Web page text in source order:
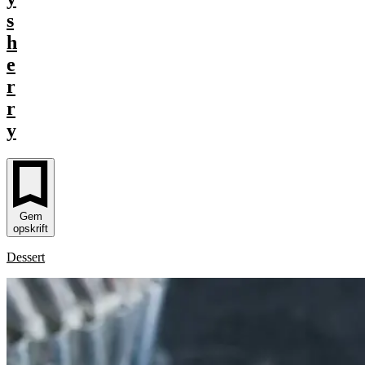
s
h
e
r
r
y
Gem
opskrift
Dessert